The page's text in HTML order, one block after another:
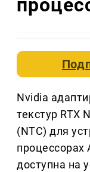
Nvidia
текстур RTX
(NTC) для
процессорах
доступна на